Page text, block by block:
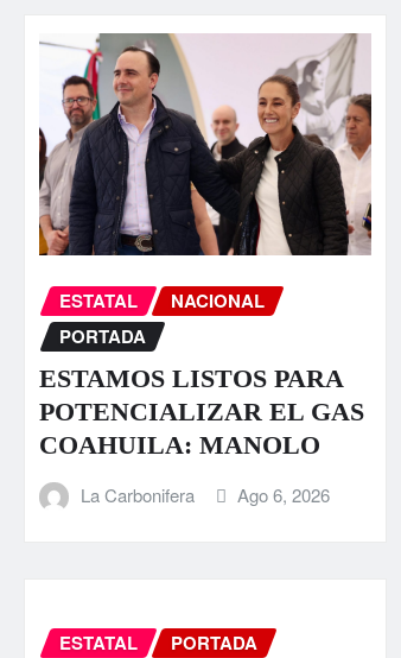
ESTATAL
NACIONAL
PORTADA
ESTAMOS LISTOS PARA
POTENCIALIZAR EL GAS
COAHUILA: MANOLO
La Carbonifera Ago 6, 2026
ESTATAL PORTADA